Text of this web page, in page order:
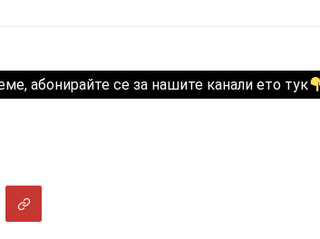
абонирайте се за нашите канали ето тук